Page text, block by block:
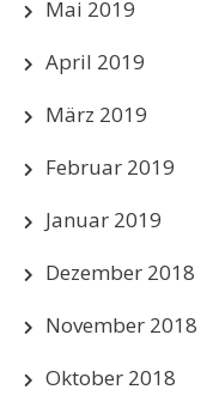
Mai 2019
April 2019
März 2019
Februar 2019
Januar 2019
Dezember 2018
November 2018
Oktober 2018